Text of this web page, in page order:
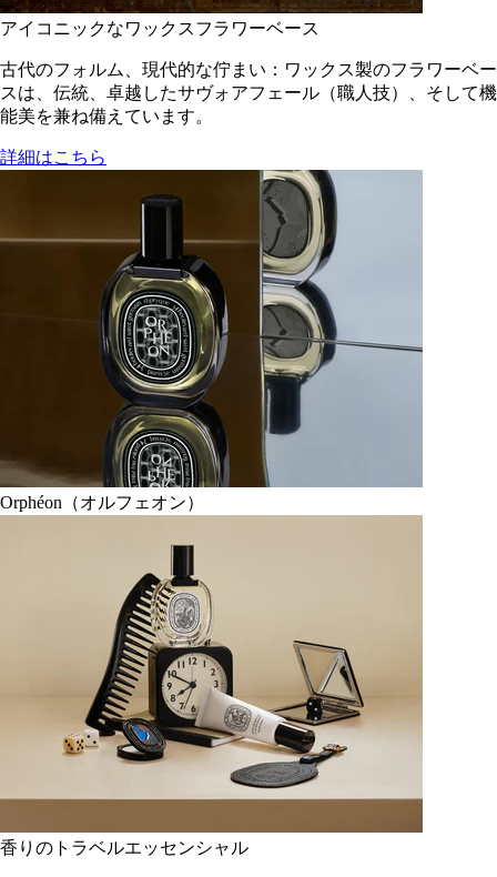
アイコニックなワックスフラワーベース
古代のフォルム、現代的な佇まい：ワックス製のフラワーベー
スは、伝統、卓越したサヴォアフェール（職人技）、そして機
能美を兼ね備えています。
詳細はこちら
Orphéon（オルフェオン）
香りのトラベルエッセンシャル